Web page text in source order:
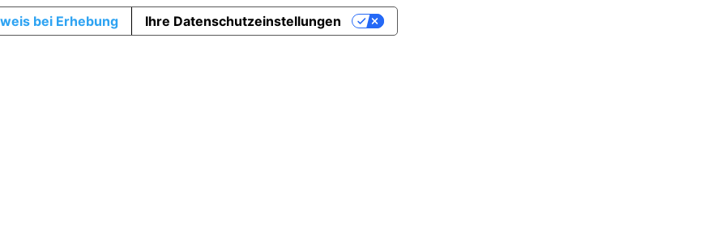
bei Erhebung Ihre Datenschutzeinstellungen